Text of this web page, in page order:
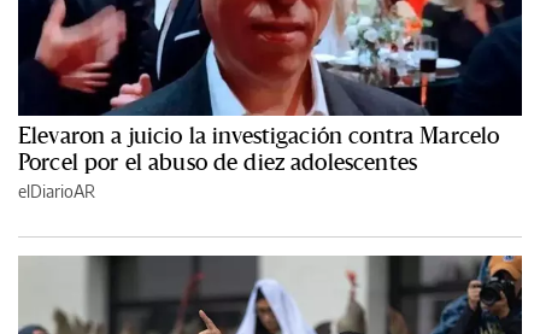
Elevaron a juicio la investigación contra Marcelo
Porcel por el abuso de diez adolescentes
elDiarioAR